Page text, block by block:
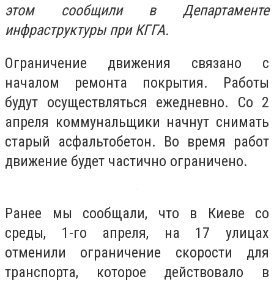
этом сообщили в Департаменте
инфраструктуры при КГГА.
Ограничение движения связано с
началом ремонта покрытия. Работы
будут осуществляться ежедневно. Со 2
апреля коммунальщики начнут снимать
старый асфальтобетон. Во время работ
движение будет частично ограничено.
Ранее мы сообщали, что в Киеве со
среды, 1-го апреля, на 17 улицах
отменили ограничение скорости для
транспорта, которое действовало в